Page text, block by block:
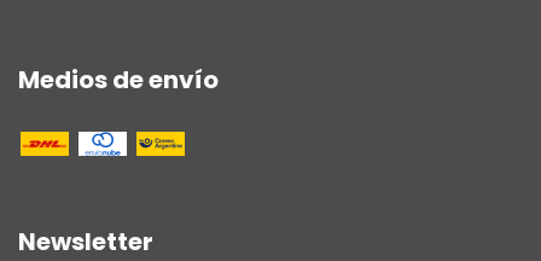
Medios de envío
Newsletter